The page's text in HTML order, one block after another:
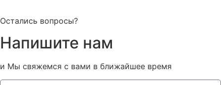
Остались вопросы?
Напишите нам
и Мы свяжемся с вами в ближайшее время